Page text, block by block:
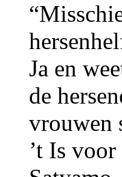
Ja en
de
vrouwen
’t Is